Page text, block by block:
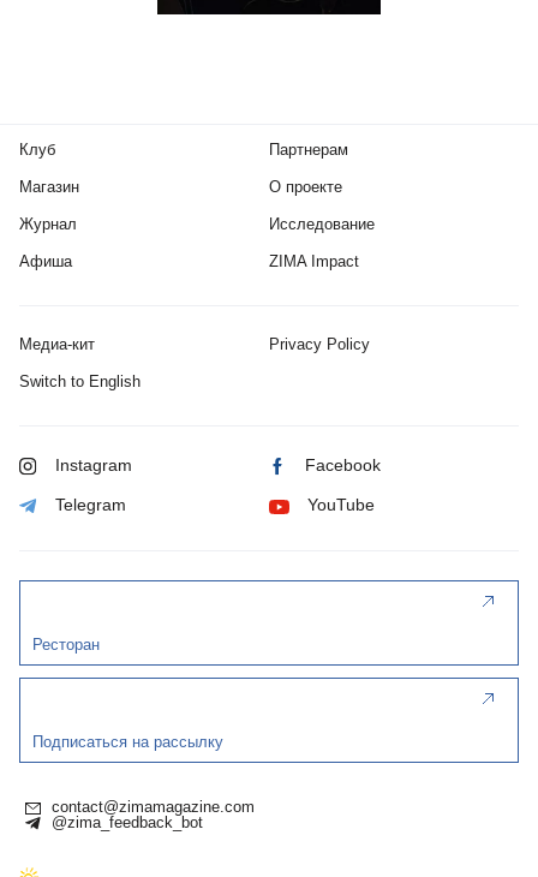
Клуб
Магазин
Журнал
Афиша
Партнерам
О проекте
Исследование
ZIMA Impact
Медиа-кит Privacy Policy
Switch to English
Instagram Facebook
Telegram YouTube
Ресторан
Подписаться на рассылку
contact@zimamagazine.com
@zima_feedback_bot